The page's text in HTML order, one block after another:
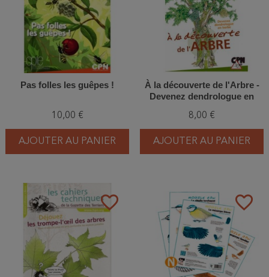
Pas folles les guêpes !
10,00 €
AJOUTER AU PANIER
À la découverte de l'Arbre -
Devenez dendrologue en
8,00 €
AJOUTER AU PANIER
favorite_border favorite_border